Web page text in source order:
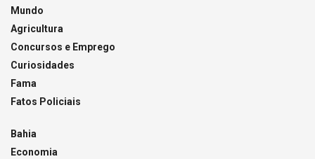
Mundo
Agricultura
Concursos e Emprego
Curiosidades
Fama
Fatos Policiais
Bahia
Economia